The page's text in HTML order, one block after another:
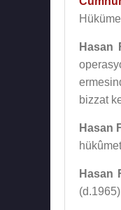
Hasan
bizzat
Hasan
Hasan